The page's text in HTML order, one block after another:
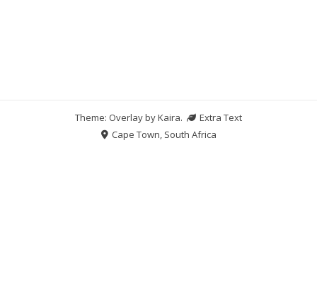
Theme: Overlay byKaira.
Extra Text
Cape Town, South Africa